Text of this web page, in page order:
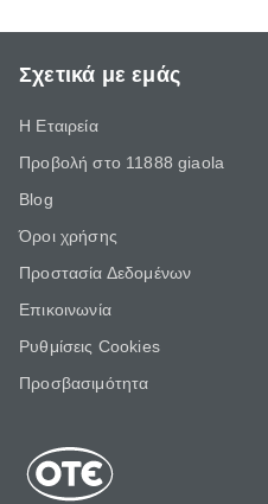
Σχετικά με εμάς
Η Εταιρεία
Προβολή στο 11888 giaola
Blog
Όροι χρήσης
Προστασία Δεδομένων
Επικοινωνία
Ρυθμίσεις Cookies
Προσβασιμότητα